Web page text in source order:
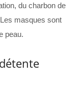
du charbon de
masques sont
peau.